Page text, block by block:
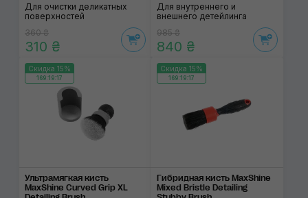
Для очистки деликатных
поверхностей
360 ₴
310 ₴
Для внутреннего и
внешнего детейлинга
985 ₴
840 ₴
Скидка 15%
169:19:17
Ультрамягкая кисть
MaxShine Curved Grip XL
Скидка 15%
169:19:17
Гибридная кисть MaxShine
Mixed Bristle Detailing